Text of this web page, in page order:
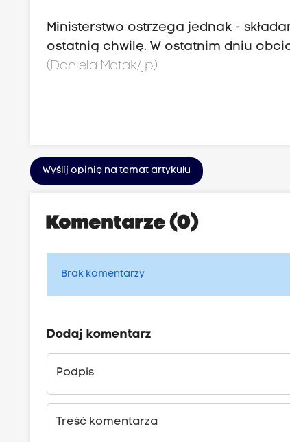
Ministerstwo ostrzega jednak -
ostatnią chwilę. W ostatnim dniu
(Daniela Motak/jp)
Wyślij opinię na temat artykułu
Komentarze (0)
Brak komentarzy
Dodaj komentarz
Podpis
Treść komentarza